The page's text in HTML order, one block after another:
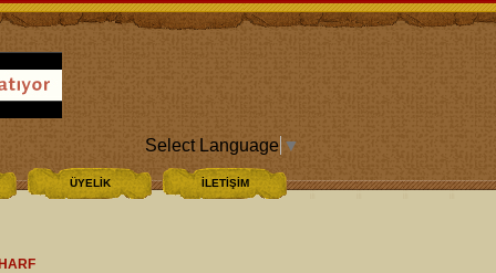
Select Language ▼
ÜYELİK İLETİŞİM